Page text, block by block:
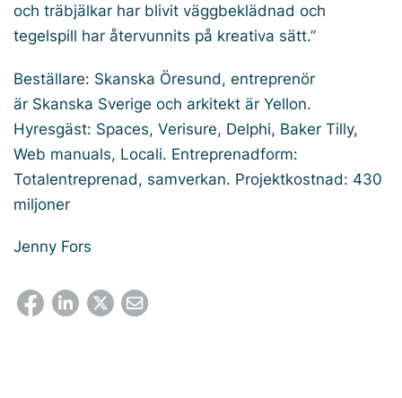
och träbjälkar har blivit väggbeklädnad och
tegelspill har återvunnits på kreativa sätt.”
Beställare: Skanska Öresund, entreprenör
är Skanska Sverige och arkitekt är Yellon.
Hyresgäst: Spaces, Verisure, Delphi, Baker Tilly,
Web manuals, Locali. Entreprenadform:
Totalentreprenad, samverkan. Projektkostnad: 430
miljoner
Jenny Fors